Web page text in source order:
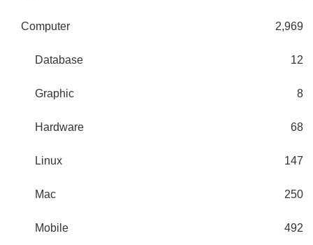
Computer 2,969
Database 12
Graphic 8
Hardware 68
Linux 147
Mac 250
Mobile 492